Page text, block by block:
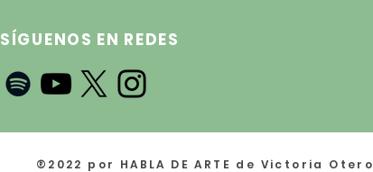
SÍGUENOS EN REDES
®2022 por HABLA DE ARTE de Victoria Otero